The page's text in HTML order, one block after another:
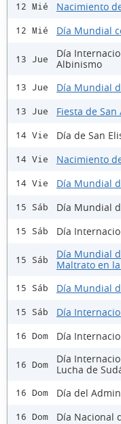
12 Mié Nacimiento
12 Mié Día Mundial
13 Jue
Día
Albinismo
13 Jue Día Mundial
13 Jue Fiesta de
14 Vie Día de San
14 Vie Nacimiento
14 Vie Día Mundial
15 Sáb Día Mundial
15 Sáb Día
15 Sáb
Día Mundial
Maltrato en la
15 Sáb Día Mundial
15 Sáb Día
16 Dom Día
16 Dom
Día
Lucha de
16 Dom Día del
16 Dom Día Nacional